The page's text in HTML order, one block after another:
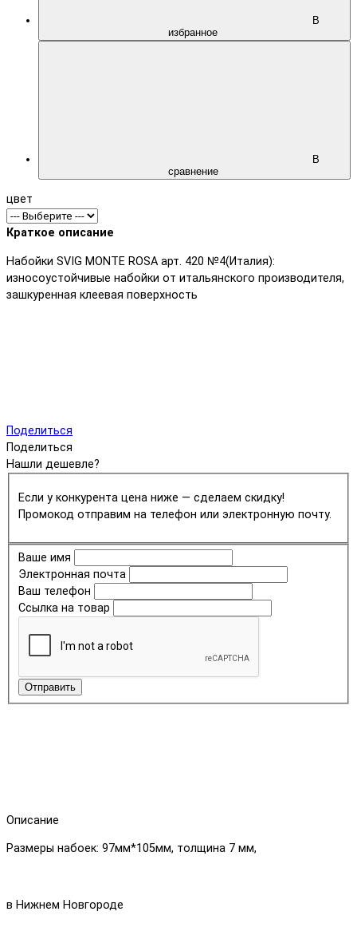
В
избранное
В
сравнение
цвет
Краткое описание
Набойки SVIG MONTE ROSA арт. 420 №4(Италия):
износоустойчивые набойки от итальянского производителя,
зашкуренная клеевая поверхность
Поделиться
Поделиться
Нашли дешевле?
Если у конкурента цена ниже — сделаем скидку!
Промокод отправим на телефон или электронную почту.
Ваше имя
Электронная почта
Ваш телефон
Ссылка на товар
Отправить
Описание
Размеры набоек: 97мм*105мм, толщина 7 мм,
в Нижнем Новгороде